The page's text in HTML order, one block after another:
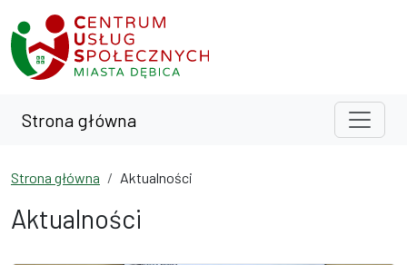
Przejdź do treści
Przejdź do wyszukiwarki
Strona główna
Strona główna Aktualności
Aktualności